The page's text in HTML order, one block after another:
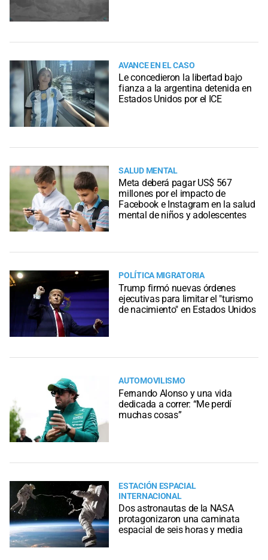
AVANCE EN EL CASO
Le concedieron la libertad bajo
fianza a la argentina detenida en
Estados Unidos por el ICE
SALUD MENTAL
Meta deberá pagar US$ 567
millones por el impacto de
Facebook e Instagram en la salud
mental de niños y adolescentes
POLÍTICA MIGRATORIA
Trump firmó nuevas órdenes
ejecutivas para limitar el "turismo
de nacimiento" en Estados Unidos
AUTOMOVILISMO
Fernando Alonso y una vida
dedicada a correr: “Me perdí
muchas cosas”
ESTACIÓN ESPACIAL
INTERNACIONAL
Dos astronautas de la NASA
protagonizaron una caminata
espacial de seis horas y media